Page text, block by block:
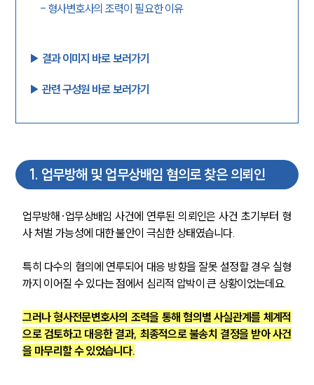
- 형사변호사의 조력이 필요한 이유
▶︎ 결과 이미지 바로 보러가기
▶︎ 관련 구성원 바로 보러가기
1. 업무방해 및 업무상배임 혐의로 찾은 의뢰인
업무방해·업무상배임 사건에 연루된 의뢰인은 사건 초기부터 형
사 처벌 가능성에 대한 불안이 극심한 상태였습니다.
특히 다수의 혐의에 연루되어 대응 방향을 잘못 설정할 경우 실형
까지 이어질 수 있다는 점에서 심리적 압박이 큰 상황이었는데요.
그러나 형사전문변호사의 조력을 통해 혐의별 사실관계를 체계적
으로 검토하고 대응한 결과, 최종적으로 불송치 결정을 받아 사건
을 마무리할 수 있었습니다.